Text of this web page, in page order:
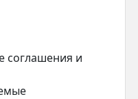
соглашения и